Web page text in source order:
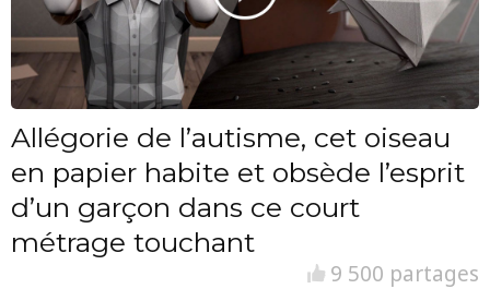
Allégorie de l’autisme, cet oiseau
en papier habite et obsède l’esprit
d’un garçon dans ce court
métrage touchant
9 500 partages